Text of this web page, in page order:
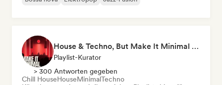
House & Techno, But Make It Minimal 🎚️ Tech House & Melodic Grooves
Playlist-Kurator
> 300 Antworten gegeben
Chill HouseHouseMinimalTechno